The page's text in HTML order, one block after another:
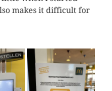
makes it difficult for